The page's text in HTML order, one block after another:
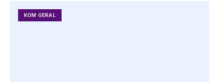
KOM GERAL